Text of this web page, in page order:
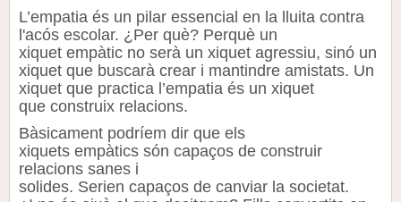
L’empatia és un pilar essencial en la lluita contra
l'acós escolar. ¿Per què? Perquè un
xiquet empàtic no serà un xiquet agressiu, sinó un
xiquet que buscarà crear i mantindre amistats. Un
xiquet que practica l’empatia és un xiquet
que construix relacions.
Bàsicament podríem dir que els
xiquets empàtics són capaços de construir
relacions sanes i
solides. Serien capaços de canviar la societat.